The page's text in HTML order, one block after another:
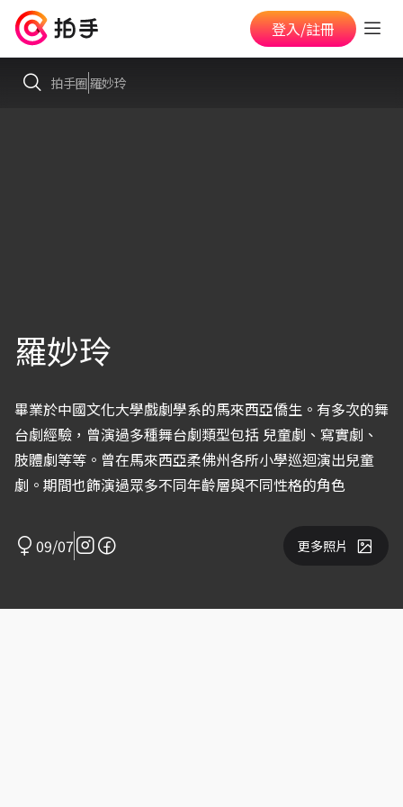
登入/註冊
拍手圈羅妙玲
羅妙玲
畢業於中國文化大學戲劇學系的馬來西亞僑生。有多次的舞
台劇經驗，曾演過多種舞台劇類型包括 兒童劇、寫實劇、
肢體劇等等。曾在馬來西亞柔佛州各所小學巡迴演出兒童
劇。期間也飾演過眾多不同年齡層與不同性格的角色
09/07 更多照片